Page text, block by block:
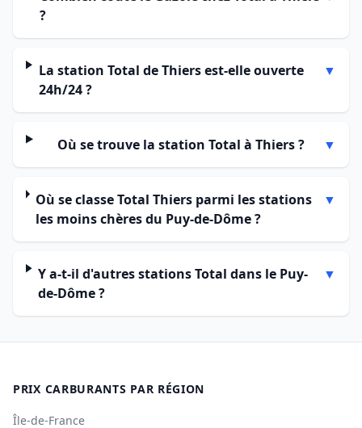
?
La station Total de Thiers est-elle ouverte
24h/24 ?
▼
Où se trouve la station Total à Thiers ? ▼
Où se classe Total Thiers parmi les stations
les moins chères du Puy-de-Dôme ?
▼
Y a-t-il d'autres stations Total dans le Puy-
de-Dôme ?
▼
PRIX CARBURANTS PAR RÉGION
Île-de-France